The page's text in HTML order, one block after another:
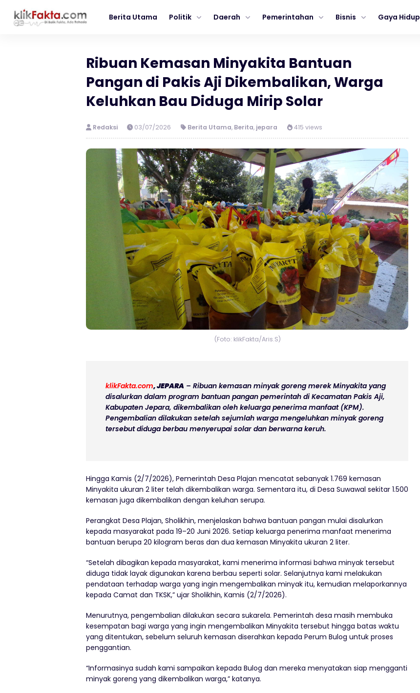
Berita Utama Politik Daerah Pemerintahan Bisnis Gaya Hidup
Ribuan Kemasan Minyakita Bantuan
Pangan di Pakis Aji Dikembalikan, Warga
Keluhkan Bau Diduga Mirip Solar
Redaksi 03/07/2026 Berita Utama, Berita, jepara 415 views
(Foto: klikFakta/Aris.S)
klikFakta.com, JEPARA – Ribuan kemasan minyak goreng merek Minyakita yang
disalurkan dalam program bantuan pangan pemerintah di Kecamatan Pakis Aji,
Kabupaten Jepara, dikembalikan oleh keluarga penerima manfaat (KPM).
Pengembalian dilakukan setelah sejumlah warga mengeluhkan minyak goreng
tersebut diduga berbau menyerupai solar dan berwarna keruh.
Hingga Kamis (2/7/2026), Pemerintah Desa Plajan mencatat sebanyak 1.769 kemasan
Minyakita ukuran 2 liter telah dikembalikan warga. Sementara itu, di Desa Suwawal sekitar 1.500
kemasan juga dikembalikan dengan keluhan serupa.
Perangkat Desa Plajan, Sholikhin, menjelaskan bahwa bantuan pangan mulai disalurkan
kepada masyarakat pada 19–20 Juni 2026. Setiap keluarga penerima manfaat menerima
bantuan berupa 20 kilogram beras dan dua kemasan Minyakita ukuran 2 liter.
“Setelah dibagikan kepada masyarakat, kami menerima informasi bahwa minyak tersebut
diduga tidak layak digunakan karena berbau seperti solar. Selanjutnya kami melakukan
pendataan terhadap warga yang ingin mengembalikan minyak itu, kemudian melaporkannya
kepada Camat dan TKSK,” ujar Sholikhin, Kamis (2/7/2026).
Menurutnya, pengembalian dilakukan secara sukarela. Pemerintah desa masih membuka
kesempatan bagi warga yang ingin mengembalikan Minyakita tersebut hingga batas waktu
yang ditentukan, sebelum seluruh kemasan diserahkan kepada Perum Bulog untuk proses
penggantian.
“Informasinya sudah kami sampaikan kepada Bulog dan mereka menyatakan siap mengganti
minyak goreng yang dikembalikan warga,” katanya.